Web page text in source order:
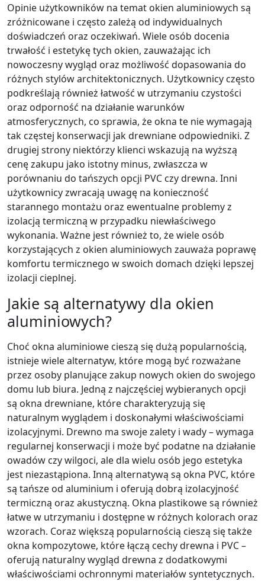
Opinie użytkowników na temat okien aluminiowych są
zróżnicowane i często zależą od indywidualnych
doświadczeń oraz oczekiwań. Wiele osób docenia
trwałość i estetykę tych okien, zauważając ich
nowoczesny wygląd oraz możliwość dopasowania do
różnych stylów architektonicznych. Użytkownicy często
podkreślają również łatwość w utrzymaniu czystości
oraz odporność na działanie warunków
atmosferycznych, co sprawia, że okna te nie wymagają
tak częstej konserwacji jak drewniane odpowiedniki. Z
drugiej strony niektórzy klienci wskazują na wyższą
cenę zakupu jako istotny minus, zwłaszcza w
porównaniu do tańszych opcji PVC czy drewna. Inni
użytkownicy zwracają uwagę na konieczność
starannego montażu oraz ewentualne problemy z
izolacją termiczną w przypadku niewłaściwego
wykonania. Ważne jest również to, że wiele osób
korzystających z okien aluminiowych zauważa poprawę
komfortu termicznego w swoich domach dzięki lepszej
izolacji cieplnej.
Jakie są alternatywy dla okien
aluminiowych?
Choć okna aluminiowe cieszą się dużą popularnością,
istnieje wiele alternatyw, które mogą być rozważane
przez osoby planujące zakup nowych okien do swojego
domu lub biura. Jedną z najczęściej wybieranych opcji
są okna drewniane, które charakteryzują się
naturalnym wyglądem i doskonałymi właściwościami
izolacyjnymi. Drewno ma swoje zalety i wady – wymaga
regularnej konserwacji i może być podatne na działanie
owadów czy wilgoci, ale dla wielu osób jego estetyka
jest niezastąpiona. Inną alternatywą są okna PVC, które
są tańsze od aluminium i oferują dobrą izolacyjność
termiczną oraz akustyczną. Okna plastikowe są również
łatwe w utrzymaniu i dostępne w różnych kolorach oraz
wzorach. Coraz większą popularnością cieszą się także
okna kompozytowe, które łączą cechy drewna i PVC –
oferują naturalny wygląd drewna z dodatkowymi
właściwościami ochronnymi materiałów syntetycznych.